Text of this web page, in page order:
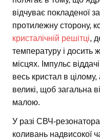
відчуває покладеної
протилежну сторону,
кристалічній решітці,
температуру і досить
місцях. Імпульс
весь кристал в
великі, щоб загальна
малою.
У разі СВЧ-
коливань надвисокої